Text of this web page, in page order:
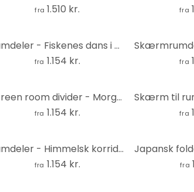
fra 1.510 kr. fra
Rumdeler - Fiskenes dans i den orientalske have, 3-delt
fra 1.154 kr. fra
Screen room divider - Morgen ved havet, 3-delt
fra 1.154 kr. fra
Rumdeler - Himmelsk korridor, 3-delt
fra 1.154 kr. fra